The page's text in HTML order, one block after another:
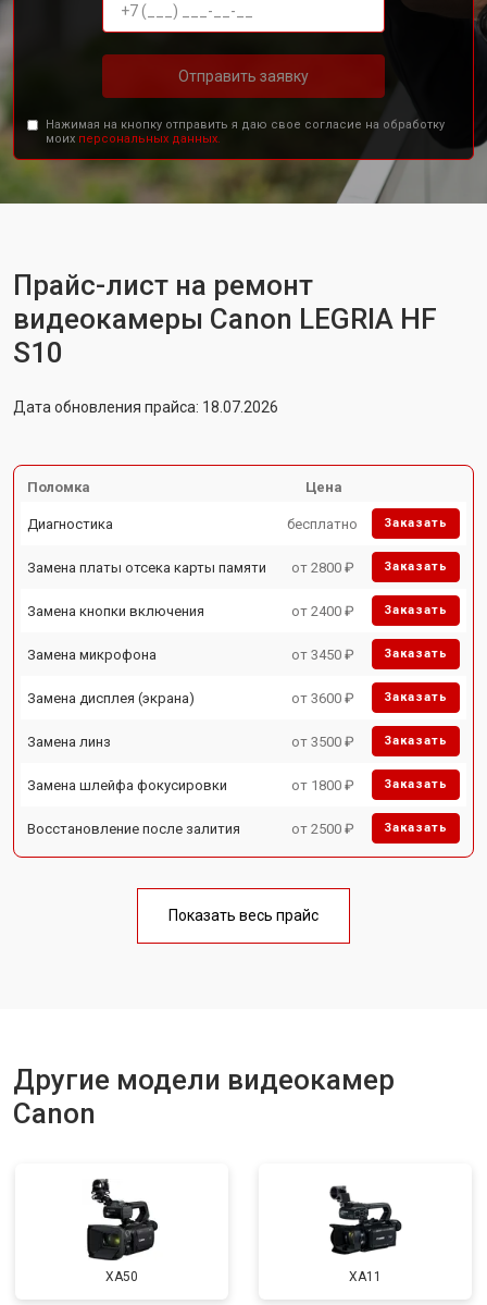
Отправить заявку
Нажимая на кнопку отправить я даю свое согласие на обработку
моих персональных данных.
Прайс-лист на ремонт
видеокамеры Canon LEGRIA HF
S10
Дата обновления прайса: 18.07.2026
Поломка Цена
Диагностика бесплатно Заказать
Замена платы отсека карты памяти от 2800 ₽ Заказать
Замена кнопки включения от 2400 ₽ Заказать
Замена микрофона от 3450 ₽ Заказать
Замена дисплея (экрана) от 3600 ₽ Заказать
Замена линз от 3500 ₽ Заказать
Замена шлейфа фокусировки от 1800 ₽ Заказать
Восстановление после залития от 2500 ₽ Заказать
Показать весь прайс
Другие модели видеокамер
Canon
XA50 XA11